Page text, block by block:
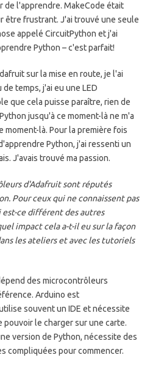
de l'apprendre. MakeCode était
être frustrant. J'ai trouvé une seule
appelé CircuitPython et j'ai
Python – c'est parfait!
sur la mise en route, je l'ai
temps, j'ai eu une LED
que cela puisse paraître, rien de
jusqu'à ce moment-là ne m'a
moment-là. Pour la première fois
Python, j'ai ressenti un
J'avais trouvé ma passion.
d'Adafruit sont réputés
Pour ceux qui ne connaissent pas
ce différent des autres
impact cela a-t-il eu sur la façon
les ateliers et avec les tutoriels
des microcontrôleurs
Arduino est
souvent un IDE et nécessite
pouvoir le charger sur une carte.
version de Python, nécessite des
compliquées pour commencer.